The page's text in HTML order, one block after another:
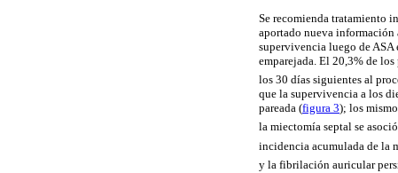
Se recomienda tratamiento
aportado nueva información
supervivencia luego de ASA
emparejada. El 20,3% de
los 30 días siguientes al
que la supervivencia a los
pareada (figura 3); los
la miectomía septal se
incidencia acumulada de la
y la fibrilación auricular